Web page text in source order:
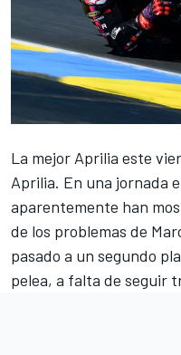
La mejor Aprilia este
Aprilia. En una jornada
aparentemente han
de los problemas de
pasado a un segundo
pelea, a falta de seguir